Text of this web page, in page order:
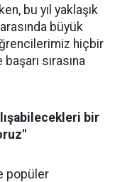
bu yıl yaklaşık
büyük
hiçbir
sırasına
bir
popüler